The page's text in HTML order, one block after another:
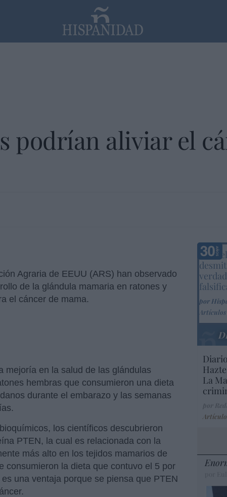
podrían aliviar el
Agraria de EEUU (ARS) han observado
de la glándula mamaria en ratones y
el cáncer de mama.
mejoría en la salud de las glándulas
hembras que consumieron una dieta
durante el embarazo y las semanas
los científicos descubrieron
PTEN, la cual es relacionada con la
más alto en los tejidos mamarios de
consumieron la dieta que contuvo el 5 por
una ventaja porque se piensa que PTEN
por
La